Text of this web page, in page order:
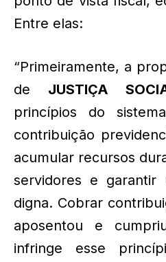
Entre elas:
“Primeiramente, a
de JUSTIÇA
princípios do
contribuição
acumular recursos
servidores e garantir
digna. Cobrar
aposentou e
infringe esse